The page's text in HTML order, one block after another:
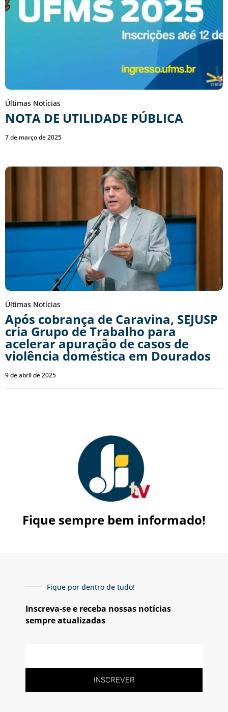
Últimas Notícias
NOTA DE UTILIDADE PÚBLICA
7 de março de 2025
Últimas Notícias
Após cobrança de Caravina, SEJUSP
cria Grupo de Trabalho para
acelerar apuração de casos de
violência doméstica em Dourados
9 de abril de 2025
Fique sempre bem informado!
Fique por dentro de tudo!
Inscreva-se e receba nossas notícias
sempre atualizadas
INSCREVER